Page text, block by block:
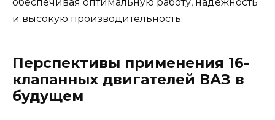
и высокую производительность.
Перспективы применения 16-
клапанных двигателей ВАЗ в
будущем